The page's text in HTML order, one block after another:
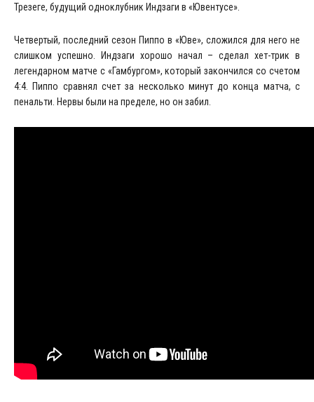
Трезеге, будущий одноклубник Индзаги в «Ювентусе».
Четвертый, последний сезон Пиппо в «Юве», сложился для него не
слишком успешно. Индзаги хорошо начал – сделал хет-трик в
легендарном матче с «Гамбургом», который закончился со счетом
4:4. Пиппо сравнял счет за несколько минут до конца матча, с
пенальти. Нервы были на пределе, но он забил.